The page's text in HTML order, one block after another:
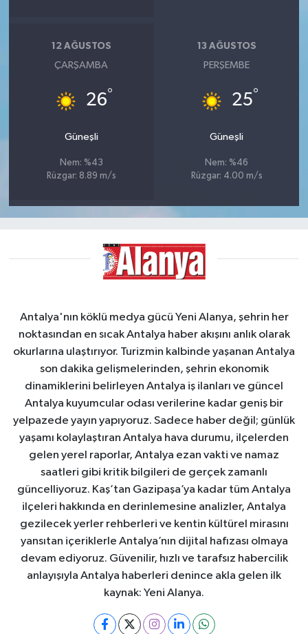
12 AĞUSTOS
ÇARŞAMBA
26°
Güneşli
Nem: %43
Rüzgar: 8.89 m/s
13 AĞUSTOS
PERŞEMBE
25°
Güneşli
Nem: %46
Rüzgar: 4.00 m/s
Antalya'nın köklü medya gücü Yeni Alanya, şehrin her
noktasından en sıcak Antalya haber akışını anlık olarak
okurlarına ulaştırıyor. Turizmin kalbinde yaşanan Antalya
son dakika gelişmelerinden, şehrin ekonomik
dinamiklerini belirleyen Antalya iş ilanları ve güncel
Antalya kuyumcular odası verilerine kadar geniş bir
yelpazede yayın yapıyoruz. Sadece haber değil; günlük
yaşamı kolaylaştıran Antalya hava durumu, ilçelerden
gelen yerel raporlar, Antalya ezan vakti ve namaz
saatleri gibi kritik bilgileri de gerçek zamanlı
güncelliyoruz. Kaş’tan Gazipaşa’ya kadar tüm Antalya
ilçeleri hakkında en derinlemesine analizler, Antalya
gezilecek yerler rehberleri ve kentin kültürel mirasını
yansıtan içeriklerle Antalya’nın dijital hafızası olmaya
devam ediyoruz. Güvenilir, hızlı ve tarafsız habercilik
anlayışıyla Antalya haberleri denince akla gelen ilk
kaynak: Yeni Alanya.